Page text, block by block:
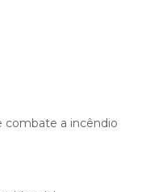
combate a incêndio